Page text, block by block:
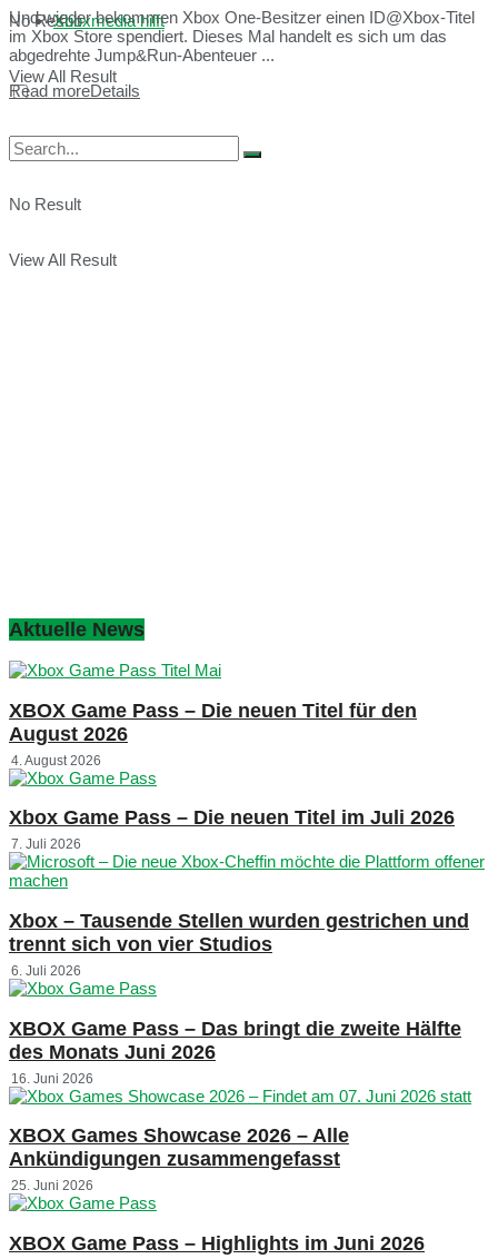
No Result
View All Result
Xboxmedia hilft
No Result
View All Result
Und wieder bekommen Xbox One-Besitzer einen ID@Xbox-Titel
im Xbox Store spendiert. Dieses Mal handelt es sich um das
abgedrehte Jump&Run-Abenteuer ...
Read moreDetails
Aktuelle News
XBOX Game Pass – Die neuen Titel für den
August 2026
4. August 2026
Xbox Game Pass – Die neuen Titel im Juli 2026
7. Juli 2026
Xbox – Tausende Stellen wurden gestrichen und
trennt sich von vier Studios
6. Juli 2026
XBOX Game Pass – Das bringt die zweite Hälfte
des Monats Juni 2026
16. Juni 2026
XBOX Games Showcase 2026 – Alle
Ankündigungen zusammengefasst
25. Juni 2026
XBOX Game Pass – Highlights im Juni 2026